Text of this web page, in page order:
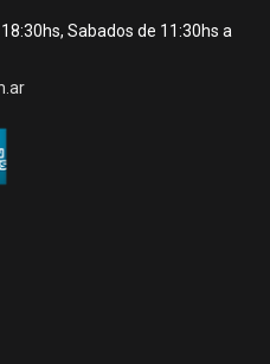
Sabados de 11:30hs a